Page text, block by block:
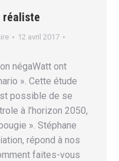
réaliste
12 avril 2017
négaWatt ont
». Cette étude
possible de se
à l’horizon 2050,
». Stéphane
répond à nos
faites-vous